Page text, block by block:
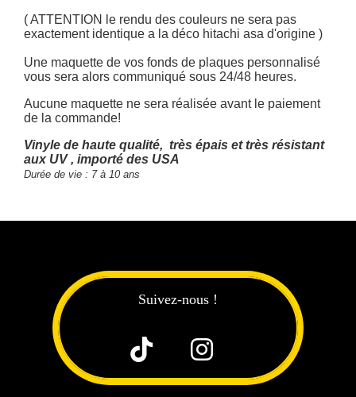
( ATTENTION le rendu des couleurs ne sera pas
exactement identique a la déco hitachi asa d'origine )
Une maquette de vos fonds de plaques personnalisé
vous sera alors communiqué sous 24/48 heures.
Aucune maquette ne sera réalisée avant le paiement
de la commande!
Vinyle de haute qualité, très épais et très résistant
aux UV , importé des USA
Durée de vie : 7 à 10 ans
Suivez-nous !
 